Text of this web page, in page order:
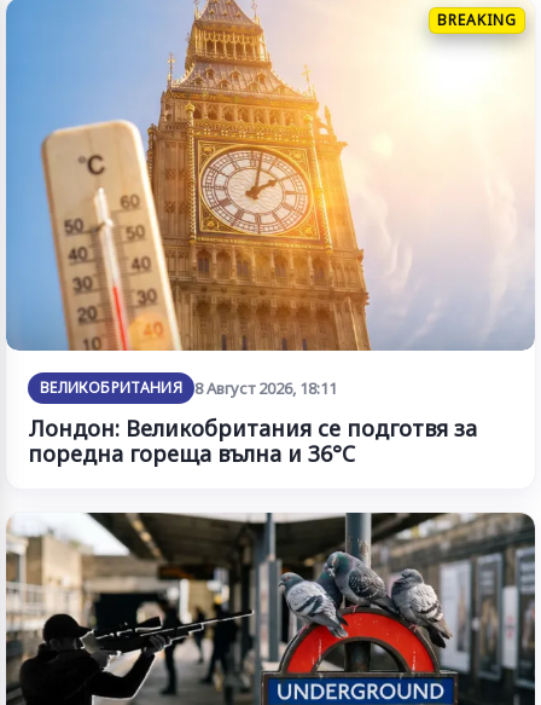
BREAKING
ВЕЛИКОБРИТАНИЯ 8 Август 2026, 18:11
Лондон: Великобритания се подготвя за
поредна гореща вълна и 36°C